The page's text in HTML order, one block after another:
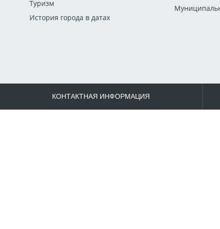
Туризм
История города в датах
КОНТАКТНАЯ ИНФОРМАЦИЯ